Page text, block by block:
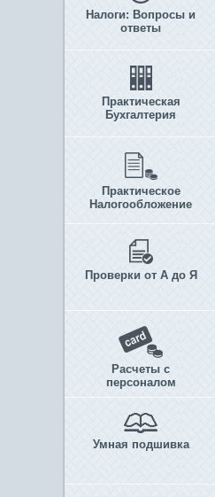
Налоги: Вопросы и
ответы
Практическая
Бухгалтерия
Практическое
Налогообложение
Проверки от А до Я
Расчеты с
персоналом
Умная подшивка